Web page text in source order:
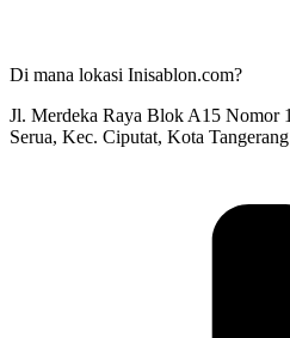
Di mana lokasi Inisablon.com?
Jl. Merdeka Raya Blok A15 Nomor
Serua, Kec. Ciputat, Kota